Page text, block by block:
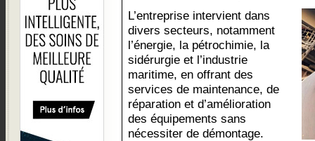
L’entreprise intervient dans
divers secteurs, notamment
l’énergie, la pétrochimie, la
sidérurgie et l’industrie
maritime, en offrant des
services de maintenance, de
réparation et d’amélioration
des équipements sans
nécessiter de démontage.